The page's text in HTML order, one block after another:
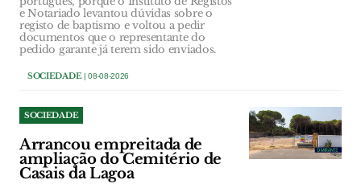
e Notariado levantou dúvidas sobre o
registo de baptismo e voltou a pedir
documentos que o representante do
pedido garante já terem sido enviados.
SOCIEDADE| 08-08-2026
SOCIEDADE
Arrancou empreitada de
ampliação do Cemitério de
Casais da Lagoa